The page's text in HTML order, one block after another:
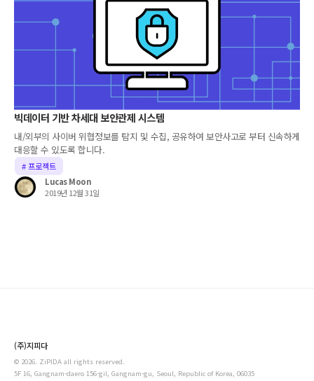
빅데이터 기반 차세대 보안관제 시스템
내/외부의 사이버 위협정보를 탐지 및 수집, 공유하여 보안사고로 부터 신속하게
대응할 수 있도록 합니다.
# 프로젝트
Lucas Moon
2019년 12월 31일
(주)지피다
© 2026. ZiPIDA all rights reserved.
5F 16, Gangnam-daero 156-gil, Gangnam-gu, Seoul, Republic of Korea, 06035